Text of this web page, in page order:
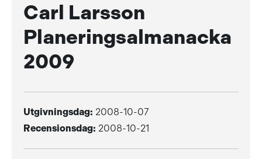
Carl Larsson
Planeringsalmanacka
2009
Utgivningsdag: 2008-10-07
Recensionsdag: 2008-10-21